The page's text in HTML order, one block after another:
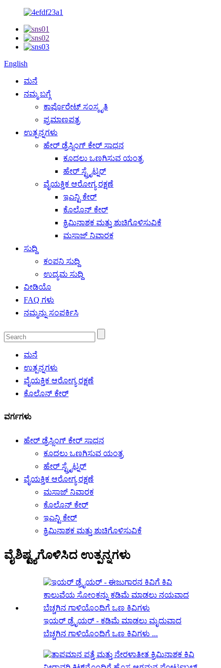
English
ಮನೆ
ನಮ್ಮ ಬಗ್ಗೆ
ಕಾರ್ಪೊರೇಟ್ ಸಂಸ್ಕೃತಿ
ಪ್ರಮಾಣಪತ್ರ
ಉತ್ಪನ್ನಗಳು
ಹೇರ್ ಡ್ರೆಸ್ಸಿಂಗ್ ಕೇರ್ ಸಾಧನ
ಕೂದಲು ಒಣಗಿಸುವ ಯಂತ್ರ
ಹೇರ್ ಸ್ಟ್ರೈಟ್ನರ್
ವೈಯಕ್ತಿಕ ಆರೋಗ್ಯ ರಕ್ಷಣೆ
ಇಎನ್ಟಿ ಕೇರ್
ಕೊಲೊನ್ ಕೇರ್
ಕ್ರಿಮಿನಾಶಕ ಮತ್ತು ಶುಚಿಗೊಳಿಸುವಿಕೆ
ಮಸಾಜ್ ನಿವಾರಕ
ಸುದ್ದಿ
ಕಂಪನಿ ಸುದ್ದಿ
ಉದ್ಯಮ ಸುದ್ದಿ
ವೀಡಿಯೊ
FAQ ಗಳು
ನಮ್ಮನ್ನು ಸಂಪರ್ಕಿಸಿ
ಮನೆ
ಉತ್ಪನ್ನಗಳು
ವೈಯಕ್ತಿಕ ಆರೋಗ್ಯ ರಕ್ಷಣೆ
ಕೊಲೊನ್ ಕೇರ್
ವರ್ಗಗಳು
ಹೇರ್ ಡ್ರೆಸ್ಸಿಂಗ್ ಕೇರ್ ಸಾಧನ
ಕೂದಲು ಒಣಗಿಸುವ ಯಂತ್ರ
ಹೇರ್ ಸ್ಟ್ರೈಟ್ನರ್
ವೈಯಕ್ತಿಕ ಆರೋಗ್ಯ ರಕ್ಷಣೆ
ಮಸಾಜ್ ನಿವಾರಕ
ಕೊಲೊನ್ ಕೇರ್
ಇಎನ್ಟಿ ಕೇರ್
ಕ್ರಿಮಿನಾಶಕ ಮತ್ತು ಶುಚಿಗೊಳಿಸುವಿಕೆ
ವೈಶಿಷ್ಟ್ಯಗೊಳಿಸಿದ ಉತ್ಪನ್ನಗಳು
ಇಯರ್ ಡ್ರೈಯರ್ - ಕಡಿಮೆ ಮಾಡಲು ಮೃದುವಾದ
ಬೆಚ್ಚಗಿನ ಗಾಳಿಯೊಂದಿಗೆ ಒಣ ಕಿವಿಗಳು ...